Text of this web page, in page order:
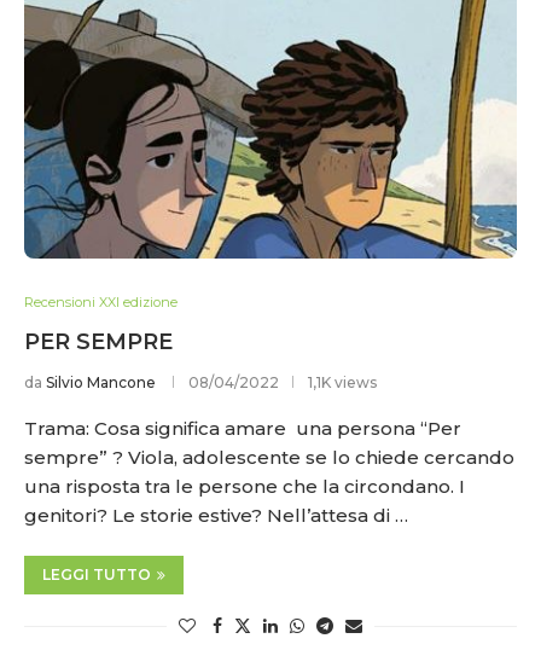
Recensioni XXI edizione
PER SEMPRE
da Silvio Mancone 08/04/2022 1,1K views
Trama: Cosa significa amare una persona “Per
sempre” ? Viola, adolescente se lo chiede cercando
una risposta tra le persone che la circondano. I
genitori? Le storie estive? Nell’attesa di …
LEGGI TUTTO